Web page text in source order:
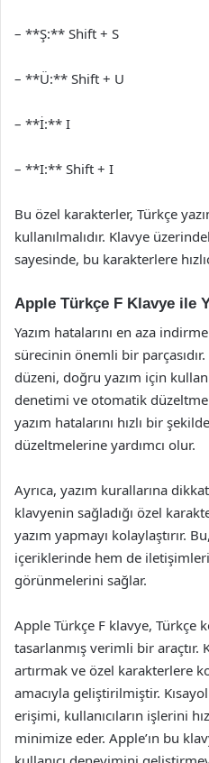
– **Ş:** Shift + S
– **Ü:** Shift + U
– **İ:** I
– **I:** Shift + I
Bu özel karakterler, Türkçe
kullanılmalıdır. Klavye
sayesinde, bu karakterlere
Apple Türkçe F Klavye ile
Yazım hatalarını en aza
sürecinin önemli bir
düzeni, doğru yazım için
denetimi ve otomatik düzeltme
yazım hatalarını hızlı bir
düzeltmelerine yardımcı olur.
Ayrıca, yazım kurallarına
klavyenin sağladığı özel
yazım yapmayı kolaylaştırır.
içeriklerinde hem de
görünmelerini sağlar.
Apple Türkçe F klavye, Türkçe
tasarlanmış verimli bir araçtır.
artırmak ve özel karakterlere
amacıyla geliştirilmiştir.
erişimi, kullanıcıların işlerini
minimize eder. Apple’ın bu